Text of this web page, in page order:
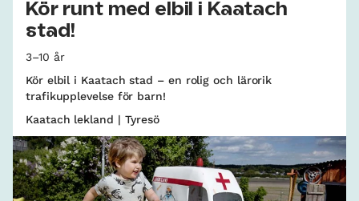
Kör runt med elbil i Kaatach
stad!
3–10 år
Kör elbil i Kaatach stad – en rolig och lärorik
trafikupplevelse för barn!
Kaatach lekland | Tyresö